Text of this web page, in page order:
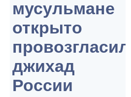
мусульмане
открыто
провозгласили
джихад
России